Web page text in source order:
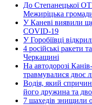
До Степанецької
Межиріцька
У Каневі виявили
COVID-19
У Горобіївці
4 російські ракети
Черкащині
На автодорозі
травмувалися двоє
Водія, який
його дружина та
7 шахедів знищили